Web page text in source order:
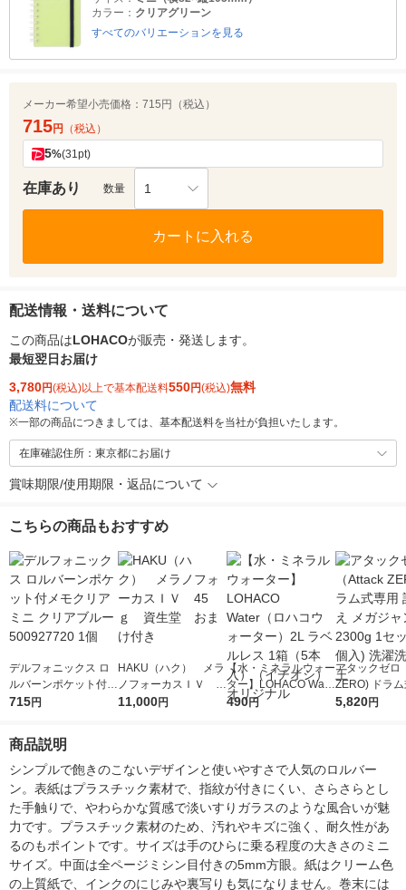
カラー： クリアグリーン
すべてのバリエーションを見る
メーカー希望小売価格： 715円（税込）
715円 （税込）
5%(31pt)
在庫あり 数量 1
カートに入れる
配送情報・送料について
この商品はLOHACOが販売・発送します。
最短翌日お届け
3,780円(税込)以上で基本配送料550円(税込)無料
配送料について
※一部の商品につきましては、基本配送料を当社が負担いたします。
在庫確認住所：東京都にお届け
賞味期限/使用期限・返品について
こちらの商品もおすすめ
デルフォニックス ロ
ルバーンポケット付メ
モクリアミニ クリア
715円
HAKU（ハク） メラ
ノフォーカスＩＶ 4
5ｇ 資生堂 おまけ
11,000円
【水・ミネラルウォー
ター】LOHACO Wate
r（ロハコウォータ
490円
アタックゼロ
ZERO) ドラ
詰め替え メガ
5,820円
商品説明
シンプルで飽きのこないデザインと使いやすさで人気のロルバー
ン。表紙はプラスチック素材で、指紋が付きにくい、さらさらとし
た手触りで、やわらかな質感で淡いすりガラスのような風合いが魅
力です。プラスチック素材のため、汚れやキズに強く、耐久性があ
るのもポイントです。サイズは手のひらに乗る程度の大きさのミニ
サイズ。中面は全ページミシン目付きの5mm方眼。紙はクリーム色
の上質紙で、インクのにじみや裏写りも気になりません。巻末には